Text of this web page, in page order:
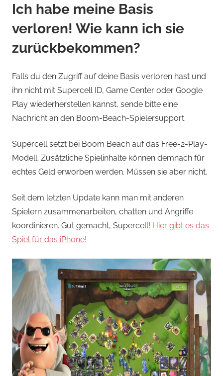
Ich habe meine Basis
verloren! Wie kann ich sie
zurückbekommen?
Falls du den Zugriff auf deine Basis verloren hast und
ihn nicht mit Supercell ID, Game Center oder Google
Play wiederherstellen kannst, sende bitte eine
Nachricht an den Boom-Beach-Spielersupport.
Supercell setzt bei Boom Beach auf das Free-2-Play-
Modell. Zusätzliche Spielinhalte können demnach für
echtes Geld erworben werden. Müssen sie aber nicht.
Seit dem letzten Update kann man mit anderen
Spielern zusammenarbeiten, chatten und Angriffe
koordinieren. Gut gemacht, Supercell! Hier gibt es das
Spiel für das iPhone!